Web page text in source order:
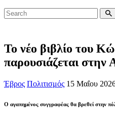
Το νέο βιβλίο του
παρουσιάζεται στην
Έβρος Πολιτισμός 15 Μαΐου
Ο αγαπημένος συγγραφέας θα βρεθεί στην